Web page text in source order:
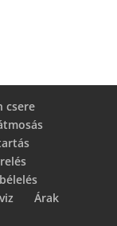
csere
Árak